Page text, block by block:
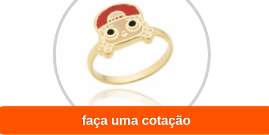
faça uma cotação